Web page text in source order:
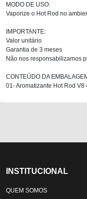
MODO DE USO:
Vaporize o Hot Rod no
IMPORTANTE:
Valor unitário
Garantia de 3 meses
Não nos responsabilizamos
CONTEÚDO DA
01- Aromatizante Hot Rod V8
INSTITUCIONAL
QUEM SOMOS